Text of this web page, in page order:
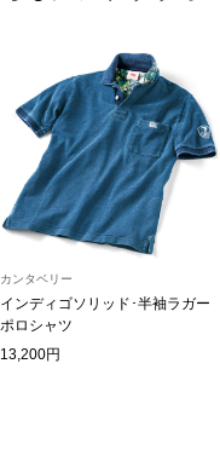
カンタベリー
インディゴソリッド･半袖ラガー
ポロシャツ
13,200円